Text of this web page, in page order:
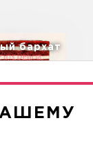
бархат